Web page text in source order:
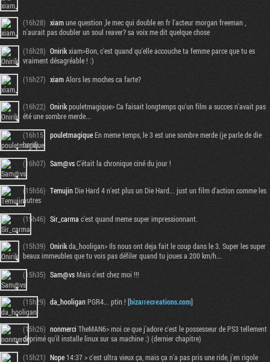
(16h28) xiamune question ,le mec qui double en fr l'acteur morgan freeman ,
n'aurait pas doubler un soul reaver? sa voix me dit quelque chose
(16h28) Onirikxiam>Bon, c'est quand qu'elle accouche ta femme parce que tu es
vraiment désagréable ! :)
(16h27) xiamAlors les moches ca farte?
(16h22) Onirikpouletmagique> Ca faisait longtemps qu'un film a succes n'avait pas
été une sombre merde...
(16h15)
pouletmagiqueEn meme temps, le 3 est une sombre merde (je parle de die
hard).
(16h07) Sam@vsC'était la chronique ciné du jour !
(15h56) Temujin Die Hard 4 n'est plus un Die Hard... just un film d'action comme les
autres
(15h46) Sir_carma c'est quand meme super impressionnant.
(15h39) Onirikda_hooligan> Ils nous ont deja fait le coup dans le 3. Super les super
beaux immeubles que tu vois pas défiler quand tu joues a 200 km/h...
(15h35) Sam@vsMais c'est chez moi !!!
(15h29) da_hooliganPGR4... ptin ! [bizarrecreations.com]
(15h26) nonmerci TheMAN6> moi ce que j'adore c'est le possesseur de PS3 tellement
déprimé qu'il installe linux sur sa machine :) (dernier chapitre)
(15h21) Nope14:37 > c'est ultra vieux ça, mais ça n'a pas pris une ride, j'en rigole